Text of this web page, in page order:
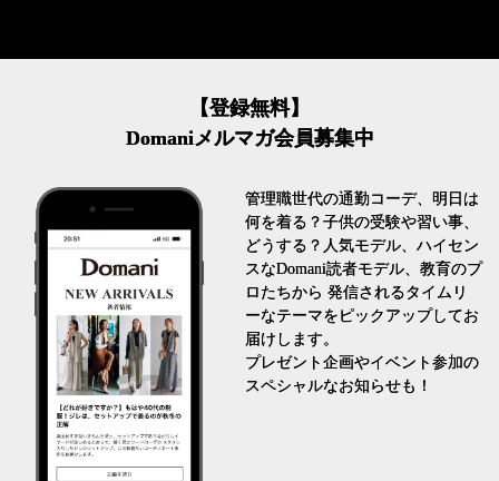
【登録無料】
Domaniメルマガ会員募集中
管理職世代の通勤コーデ、明日は
何を着る？子供の受験や習い事、
どうする？人気モデル、ハイセン
スなDomani読者モデル、教育のプ
ロたちから 発信されるタイムリ
ーなテーマをピックアップしてお
届けします。
プレゼント企画やイベント参加の
スペシャルなお知らせも！